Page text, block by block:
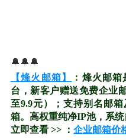
🔔🔔🔔
【烽火邮箱】
：烽火邮
台，新客户赠送免费企业
至9.9元）；支持别名邮
箱。高权重纯净IP池，系统
立即查看 >> ： 企业邮箱价